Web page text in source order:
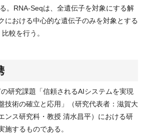
。RNA-Seqは、全遺伝子を対象にする解
における中心的な遺伝子のみを対象とする
較を行う。
研究課題「信頼されるAIシステムを実現
技術の確立と応用」（研究代表者：滋賀大
ンス研究科・教授 清水昌平）における研
施するものである。